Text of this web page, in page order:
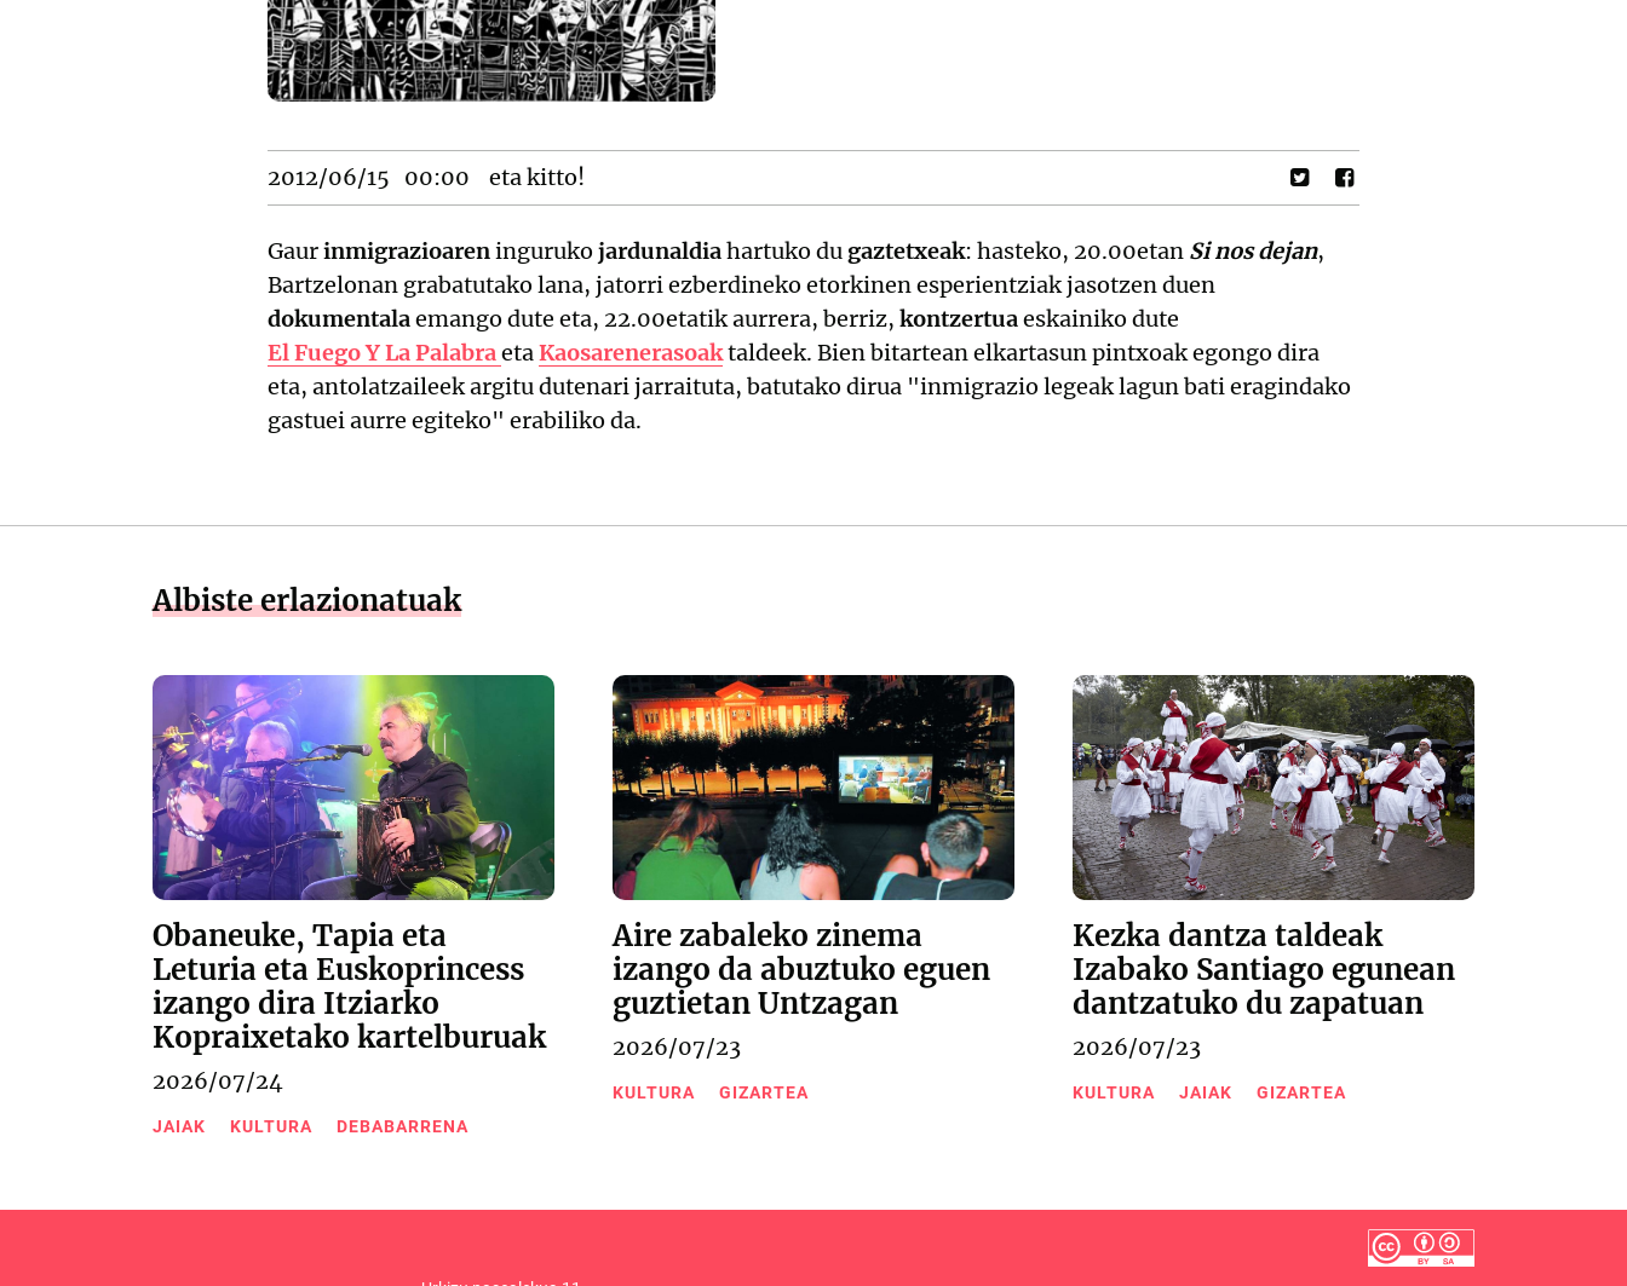
2012/06/15 00:00 eta kitto!
Gaurinmigrazioareninguruko jardunaldiahartuko du gaztetxeak: hasteko, 20.00etan Si nos dejan,
Bartzelonan grabatutako lana, jatorri ezberdineko etorkinen esperientziak jasotzen duen
dokumentalaemango dute eta, 22.00etatik aurrera, berriz, kontzertuaeskainiko dute
El Fuego Y La PalabraetaKaosarenerasoaktaldeek. Bien bitartean elkartasun pintxoak egongo dira
eta, antolatzaileek argitu dutenari jarraituta, batutako dirua "inmigrazio legeak lagun bati eragindako
gastuei aurre egiteko" erabiliko da.
Albiste erlazionatuak
Obaneuke, Tapia eta
Leturia eta Euskoprincess
izango dira Itziarko
Kopraixetako kartelburuak
2026/07/24
JAIAK KULTURA DEBABARRENA
Aire zabaleko zinema
izango da abuztuko eguen
guztietan Untzagan
2026/07/23
KULTURA GIZARTEA
Kezka dantza taldeak
Izabako Santiago egunean
dantzatuko du zapatuan
2026/07/23
KULTURA JAIAK GIZARTEA